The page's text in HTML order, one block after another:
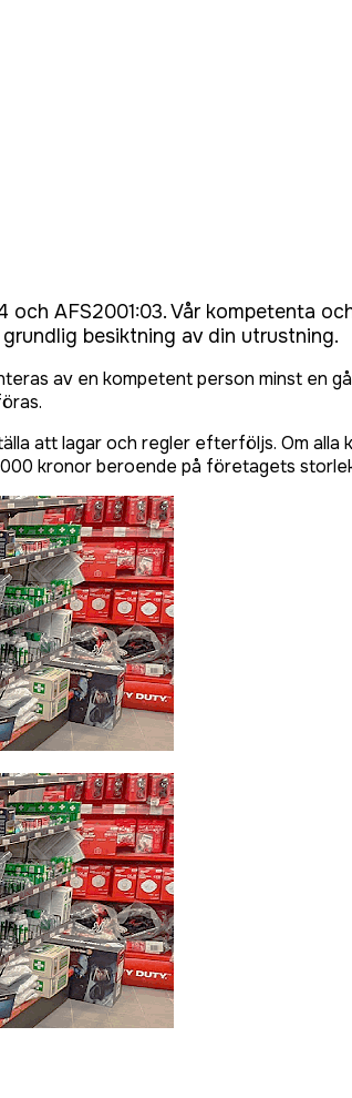
AFS2001:03. Vår kompetenta
besiktning av din utrustning.
av en kompetent person minst en
att lagar och regler efterföljs. Om alla
kronor beroende på företagets